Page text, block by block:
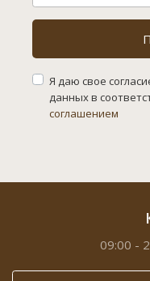
Я даю свое
данных в
соглашением
09:00 -